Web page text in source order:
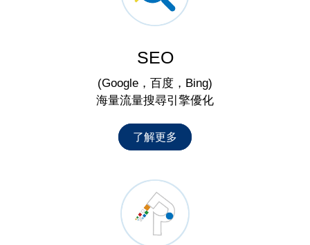
SEO
(Google，百度，Bing)
海量流量搜尋引擎優化
了解更多